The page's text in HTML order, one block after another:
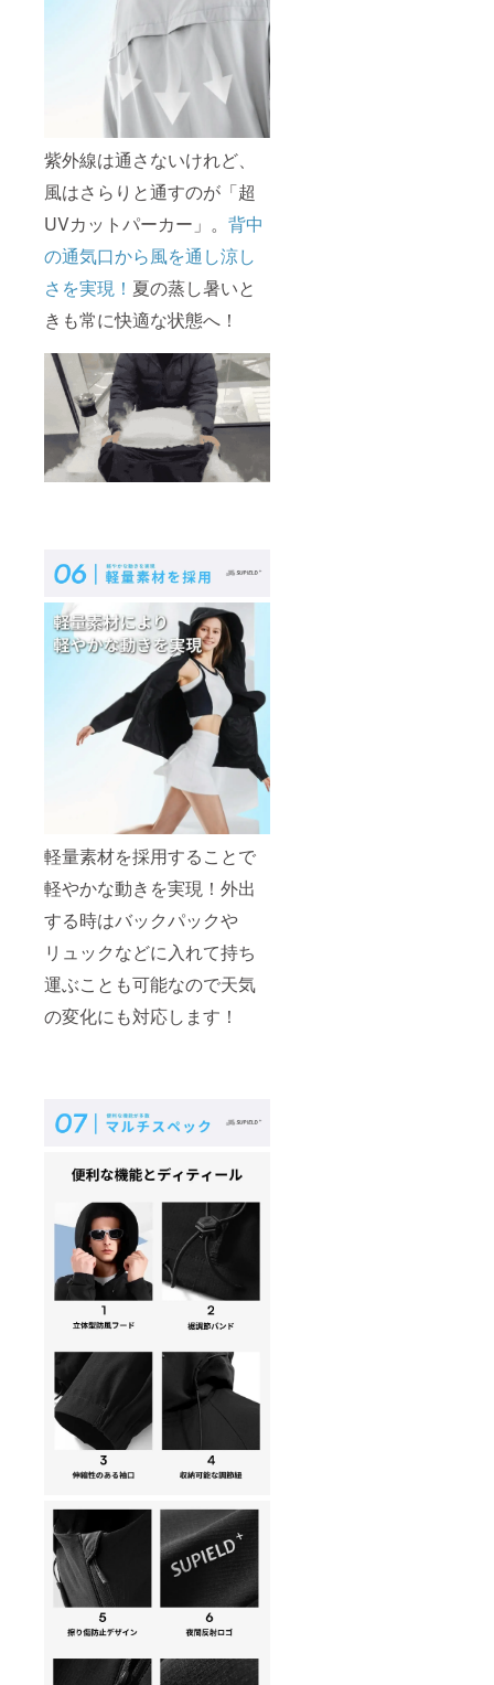
紫外線は通さないけれど、
風はさらりと通すのが「超
UVカットパーカー」。 背中
の通気口から風を通し涼し
さを実現！ 夏の蒸し暑いと
きも常に快適な状態へ！
軽量素材を採用することで
軽やかな動きを実現！外出
する時はバックパックや
リュックなどに入れて持ち
運ぶことも可能なので天気
の変化にも対応します！